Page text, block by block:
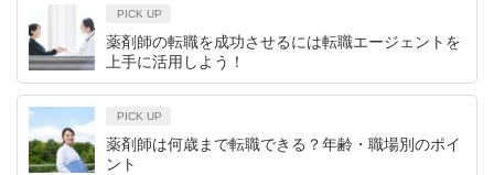
PICK UP
薬剤師の転職を成功させるには転職エージェントを
上手に活用しよう！
PICK UP
薬剤師は何歳まで転職できる？年齢・職場別のポイ
ント